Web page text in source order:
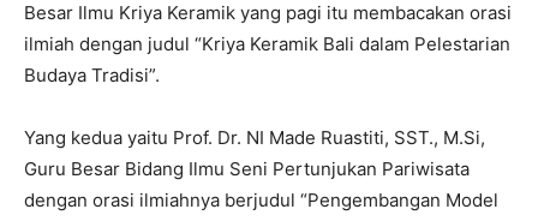
Besar Ilmu Kriya Keramik yang pagi itu membacakan orasi
ilmiah dengan judul “Kriya Keramik Bali dalam Pelestarian
Budaya Tradisi”.
Yang kedua yaitu Prof. Dr. NI Made Ruastiti, SST., M.Si,
Guru Besar Bidang Ilmu Seni Pertunjukan Pariwisata
dengan orasi ilmiahnya berjudul “Pengembangan Model